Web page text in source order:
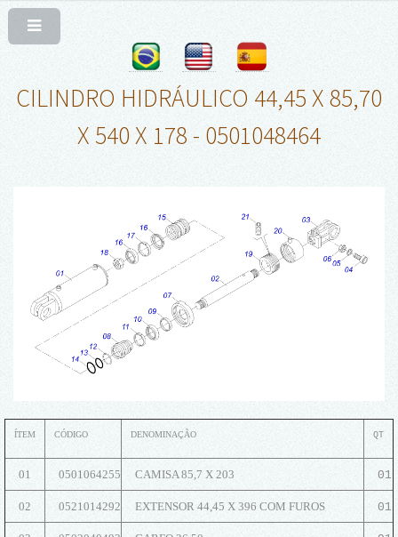
CILINDRO HIDRÁULICO 44,45 X 85,70
X 540 X 178 - 0501048464
ÍTEM CÓDIGO DENOMINAÇÃO QT
01 0501064255 CAMISA 85,7 X 203 01
02 0521014292 EXTENSOR 44,45 X 396 COM FUROS 01